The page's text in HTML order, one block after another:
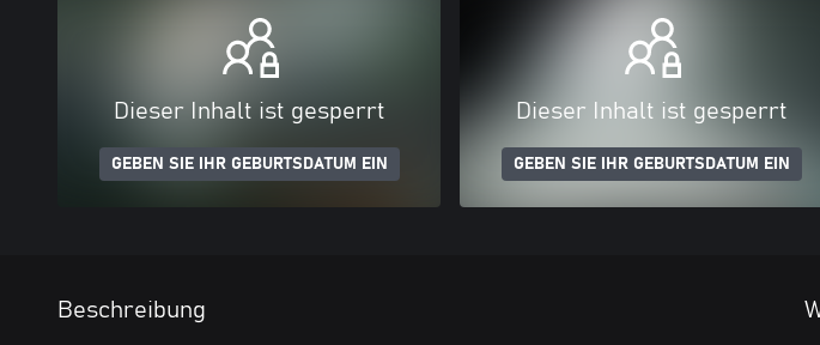
Dieser Inhalt ist gesperrt
GEBEN SIE IHR GEBURTSDATUM EIN
Dieser Inhalt ist gesperrt
GEBEN SIE IHR GEBURTSDATUM EIN
Beschreibung